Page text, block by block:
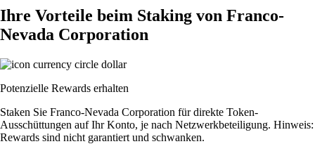
Ihre Vorteile beim Staking von Franco-
Nevada Corporation
Potenzielle Rewards erhalten
Staken Sie Franco-Nevada Corporation für direkte Token-
Ausschüttungen auf Ihr Konto, je nach Netzwerkbeteiligung. Hinweis:
Rewards sind nicht garantiert und schwanken.